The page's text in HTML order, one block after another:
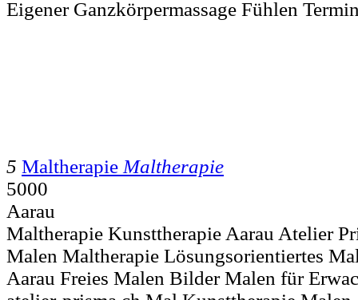
Eigener Ganzkörpermassage Fühlen
5 Maltherapie Maltherapie
5000
Aarau
Maltherapie Kunsttherapie Aarau Atelier
Malen Maltherapie Lösungsorientiertes
Aarau Freies Malen Bilder Malen für